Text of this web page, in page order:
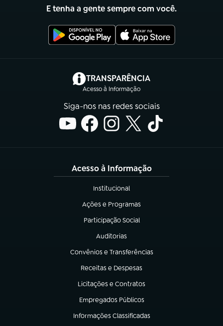
E tenha a gente sempre com você.
TRANSPARÊNCIA
Acesso à Informação
(abre em nova aba)
Siga-nos nas redes sociais
Acesso à Informação
Institucional
(abre em nova aba)
Ações e Programas
(abre em nova aba)
Participação Social
(abre em nova aba)
Auditorias
(abre em nova aba)
Convênios e Transferências
(abre em nova aba)
Receitas e Despesas
(abre em nova aba)
Licitações e Contratos
(abre em nova aba)
Empregados Públicos
(abre em nova aba)
Informações Classificadas
(abre em nova aba)